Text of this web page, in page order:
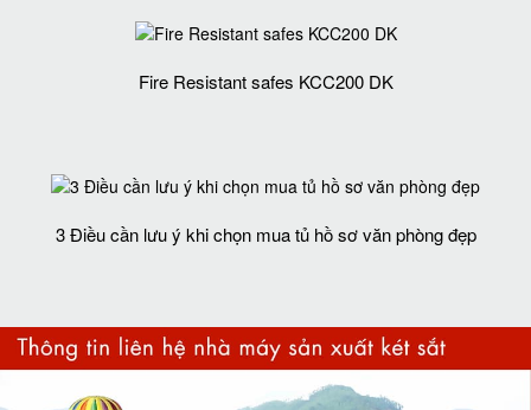
Fire Resistant safes KCC200 DK
3 Điều cần lưu ý khi chọn mua tủ hồ sơ văn phòng đẹp